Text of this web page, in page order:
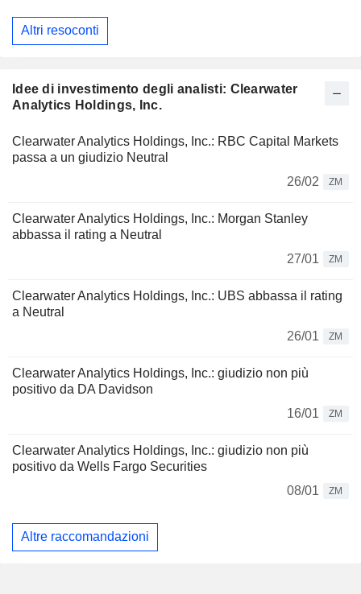
Altri resoconti
Idee di investimento degli analisti: Clearwater
Analytics Holdings, Inc.
Clearwater Analytics Holdings, Inc.: RBC Capital Markets
passa a un giudizio Neutral
26/02
ZM
Clearwater Analytics Holdings, Inc.: Morgan Stanley
abbassa il rating a Neutral
27/01
ZM
Clearwater Analytics Holdings, Inc.: UBS abbassa il rating
a Neutral
26/01
ZM
Clearwater Analytics Holdings, Inc.: giudizio non più
positivo da DA Davidson
16/01
ZM
Clearwater Analytics Holdings, Inc.: giudizio non più
positivo da Wells Fargo Securities
08/01
ZM
Altre raccomandazioni